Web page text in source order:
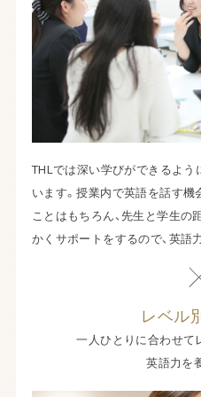
THLでは深い学びができるよ
います。授業内で英語を話す機
ことはもちろん、先生と学生の
かくサポートをするので、英語
レベル
一人ひとりに合わせて
英語力を